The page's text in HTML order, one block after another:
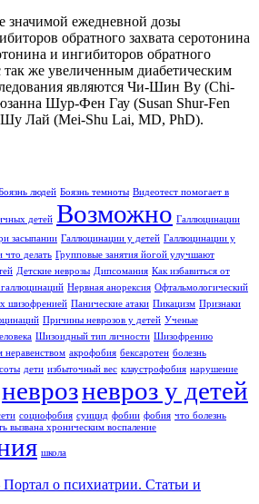
значимой ежедневной дозы
обратного захвата серотонина
и ингибиторов обратного
так же увеличенным диабетическим
являются Чи-Шин Ву (Chi-
Шур-Фен Гау (Susan Shur-Fen
Лай (Mei-Shu Lai, MD, PhD).
людей Боязнь темноты Видеотест помогает в
детей Возможно Галлюцинации
засыпании Галлюцинации у детей Галлюцинации у
что делать Групповые занятия йогой улучшают
Детские неврозы Дипсомания Как избавиться от
Нервная анорексия Офтальмологический
шизофренией Панические атаки Пикацизм Признаки
Причины неврозов у детей Ученые
Шизоидный тип личности Шизофрению
неравенством акрофобия бексаротен болезнь
дети избыточный вес клаустрофобия нарушение
неврозневроз у детей
социофобия суицид фобии фобия что болезнь
вызвана хроническим воспаление
школа
о психиатрии. Статьи и